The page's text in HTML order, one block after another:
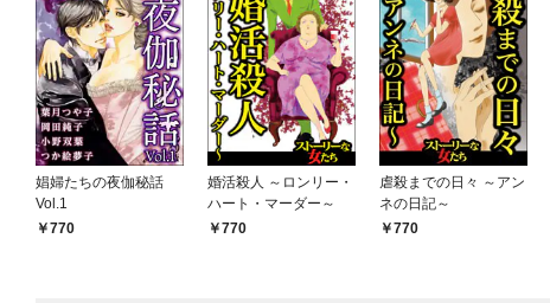
娼婦たちの夜伽秘話
Vol.1
770
婚活殺人 ～ロンリー・
ハート・マーダー～
770
虐殺までの日々 ～アン
ネの日記～
770